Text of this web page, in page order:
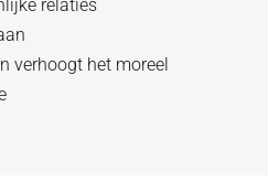
relaties
verhoogt het moreel